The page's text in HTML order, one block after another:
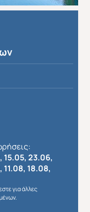
Εκτός Ευρώπης
23.06,
18.08,
για άλλες